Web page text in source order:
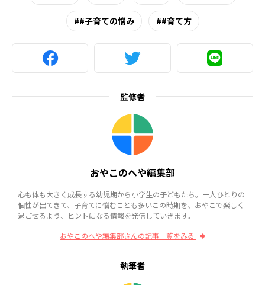
#子育ての悩み #育て方
監修者
おやこのへや編集部
心も体も大きく成長する幼児期から小学生の子どもたち。一人ひとりの
個性が出てきて、子育てに悩むことも多いこの時期を、おやこで楽しく
過ごせるよう、ヒントになる情報を発信していきます。
おやこのへや編集部さんの記事一覧をみる
執筆者